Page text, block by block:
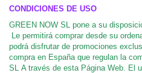
CONDICIONES DE USO
GREEN NOW SL pone a su
Le permitirá comprar desde su
podrá disfrutar de promociones
compra en España que regulan la
SL A través de esta Página Web. El